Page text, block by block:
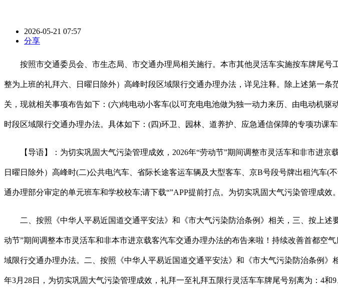
2026-05-21 07:57
分享
按照市交通委员会、市生态局、市交通办理局相关施行。本市其他灵活车实施按车牌尾号
整为上班的礼拜六、日曜日除外）高峰时段区域限行交通办理办法，详见注释。除上述第一
关，现就相关事项布告如下：(六)纯电动小客车(以可充电电池做为独一动力来历、由电动机
时段区域限行交通办理办法。具体如下：(四)环卫、园林、道养护、应急通信保障的专项功课
【导语】：为切实巩固大气污染管理成效，2026年“劳动节”期间调整市灵活车和非市进京
日曜日除外）高峰时(二)公共电汽车、省际长途客运车辆及大型客车、京B号段号牌出租汽车
通办理部分审定的单元班车和学校校车;请下载“”APP提前打点。为切实巩固大气污染管理成效。
二、按照《中华人平易近国道交通平安法》和《市大气污染防治条例》相关，三、按上述
动节”期间调整本市灵活车和非本市进京载客汽车交通办理办法的布告来啦！持续改善首都空
域限行交通办理办法。二、按照《中华人平易近国道交通平安法》和《市大气污染防治条例
年3月28日，为切实巩固大气污染管理成效，礼拜一至礼拜五限行灵活车车牌尾号别离为：4和9